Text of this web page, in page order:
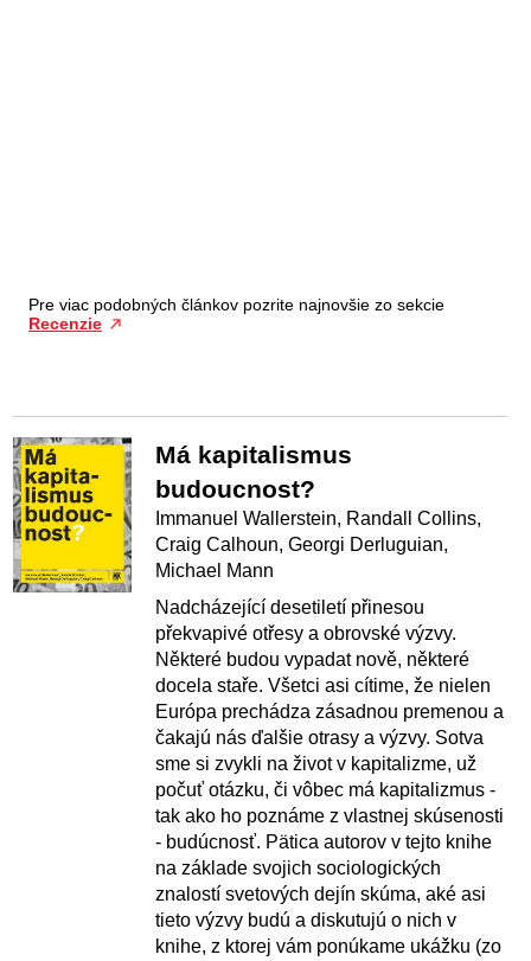
Pre viac podobných článkov pozrite najnovšie zo sekcie
Recenzie
Má kapitalismus
budoucnost?
Immanuel Wallerstein, Randall Collins,
Craig Calhoun, Georgi Derluguian,
Michael Mann
Nadcházející desetiletí přinesou
překvapivé otřesy a obrovské výzvy.
Některé budou vypadat nově, některé
docela staře. Všetci asi cítime, že nielen
Európa prechádza zásadnou premenou a
čakajú nás ďalšie otrasy a výzvy. Sotva
sme si zvykli na život v kapitalizme, už
počuť otázku, či vôbec má kapitalizmus -
tak ako ho poznáme z vlastnej skúsenosti
- budúcnosť. Pätica autorov v tejto knihe
na základe svojich sociologických
znalostí svetových dejín skúma, aké asi
tieto výzvy budú a diskutujú o nich v
knihe, z ktorej vám ponúkame ukážku (zo